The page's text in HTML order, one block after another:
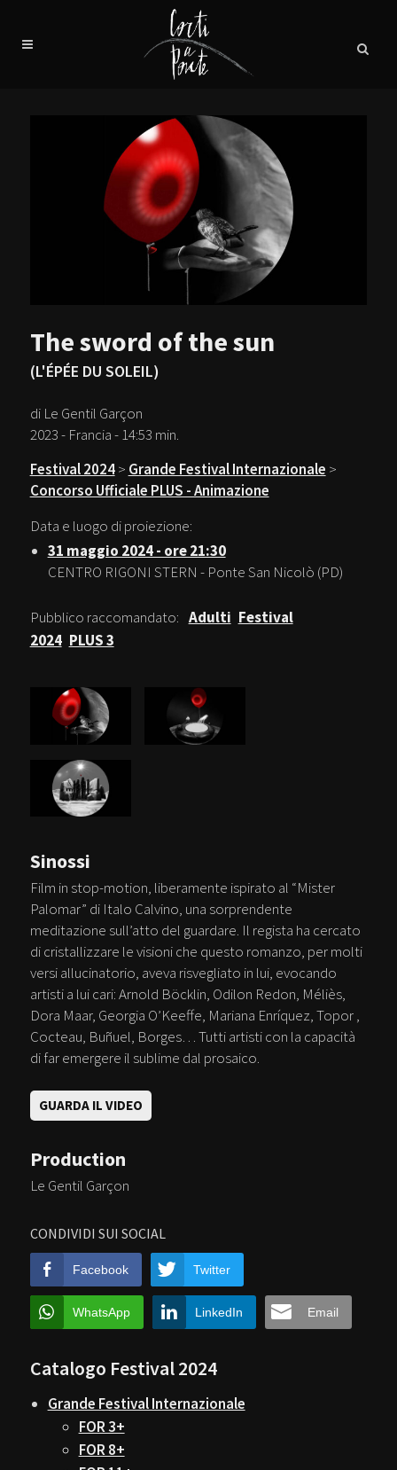
The sword of the sun
(L'ÉPÉE DU SOLEIL)
di Le Gentil Garçon
2023 - Francia - 14:53 min.
Festival 2024> Grande Festival Internazionale >
Concorso Ufficiale PLUS - Animazione
Data e luogo di proiezione:
31 maggio 2024 - ore 21:30
CENTRO RIGONI STERN - Ponte San Nicolò (PD)
Pubblico raccomandato: Adulti Festival
2024 PLUS 3
Sinossi
Film in stop-motion, liberamente ispirato al “Mister
Palomar” di Italo Calvino, una sorprendente
meditazione sull’atto del guardare. Il regista ha cercato
di cristallizzare le visioni che questo romanzo, per molti
versi allucinatorio, aveva risvegliato in lui, evocando
artisti a lui cari: Arnold Böcklin, Odilon Redon, Méliès,
Dora Maar, Georgia O’Keeffe, Mariana Enríquez, Topor ,
Cocteau, Buñuel, Borges… Tutti artisti con la capacità
di far emergere il sublime dal prosaico.
CONDIVIDI SUI SOCIAL
Facebook Twitter
WhatsApp LinkedIn Email
GUARDA IL VIDEO
Production
Le Gentil Garçon
Catalogo Festival 2024
Grande Festival Internazionale
FOR 3+
FOR 8+